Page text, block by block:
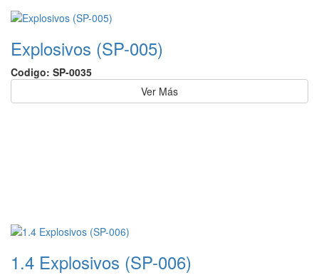
Explosivos (SP-005)
Codigo: SP-0035
Ver Más
1.4 Explosivos (SP-006)